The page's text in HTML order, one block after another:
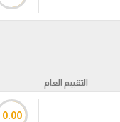
التقييم العام
0.00